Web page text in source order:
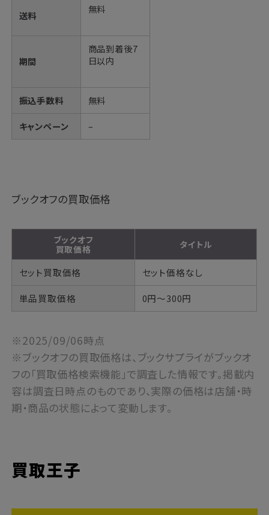
送料
無料
期間
商品到着後7
日以内
振込手数料 無料
キャンペーン –
ブックオフの買取価格
ブックオフ
買取価格
タイトル
セット買取価格 セット価格なし
単品買取価格 0円～300円
※2025/09/06時点
※ブックオフの買取価格は、ブックサプライがブックオ
フの「買取価格検索機能」で調査した情報です。掲載内
容は調査日時点のものであり、実際の価格は店舗・時
期・商品の状態によって変動します。
買取王子